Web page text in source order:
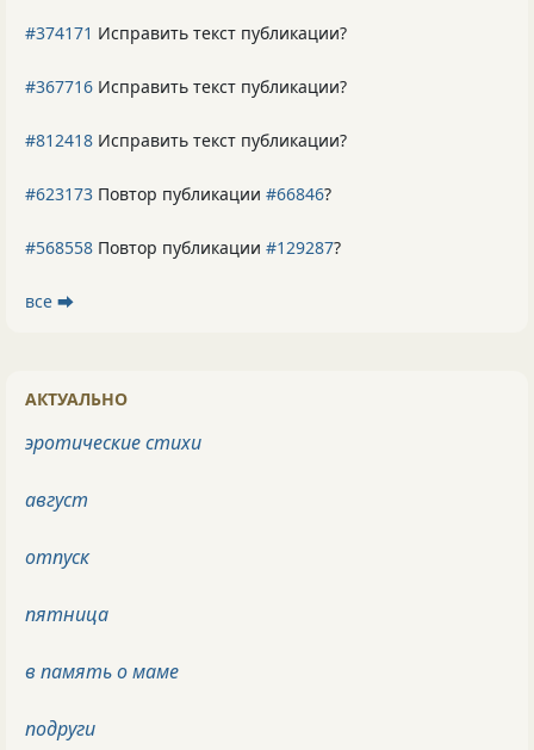
#374171 Исправить текст публикации?
#367716 Исправить текст публикации?
#812418 Исправить текст публикации?
#623173 Повтор публикации #66846?
#568558 Повтор публикации #129287?
все ⮕
АКТУАЛЬНО
эротические стихи
август
отпуск
пятница
в память о маме
подруги